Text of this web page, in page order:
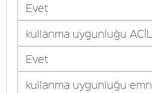
Evet
kullanma uygunluğu
Evet
kullanma uygunluğu